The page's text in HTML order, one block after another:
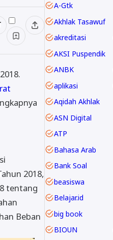
2018,
tentang
Beban
A-Gtk
Akhlak Tasawuf
akreditasi
AKSI Puspendik
ANBK
aplikasi
Aqidah Akhlak
ASN Digital
ATP
Bahasa Arab
Bank Soal
beasiswa
Belajar.id
big book
BIOUN